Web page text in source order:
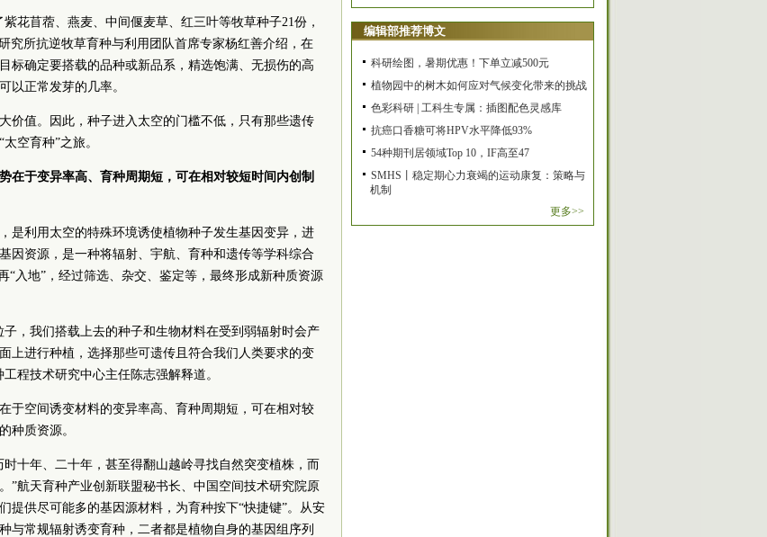
花苜蓿、燕麦、中间偃麦草、红三叶等牧草种子21份，
究所抗逆牧草育种与利用团队首席专家杨红善介绍，在
标确定要搭载的品种或新品系，精选饱满、无损伤的高
以正常发芽的几率。
价值。因此，种子进入太空的门槛不低，只有那些遗传
空育种”之旅。
在于变异率高、育种周期短，可在相对较短时间内创制
是利用太空的特殊环境诱使植物种子发生基因变异，进
因资源，是一种将辐射、宇航、育种和遗传等学科综合
“入地”，经过筛选、杂交、鉴定等，最终形成新种质资源
，我们搭载上去的种子和生物材料在受到弱辐射时会产
上进行种植，选择那些可遗传且符合我们人类要求的变
程技术研究中心主任陈志强解释道。
于空间诱变材料的变异率高、育种周期短，可在相对较
种质资源。
十年、二十年，甚至得翻山越岭寻找自然突变植株，而
”航天育种产业创新联盟秘书长、中国空间技术研究院原
提供尽可能多的基因源材料，为育种按下“快捷键”。从安
与常规辐射诱变育种，二者都是植物自身的基因组序列
编辑部推荐博文
科研绘图，暑期优惠！下单立减500元
植物园中的树木如何应对气候变化带来的挑战
色彩科研 | 工科生专属：插图配色灵感库
抗癌口香糖可将HPV水平降低93%
54种期刊居领域Top 10，IF高至47
SMHS丨稳定期心力衰竭的运动康复：策略与
机制
更多>>